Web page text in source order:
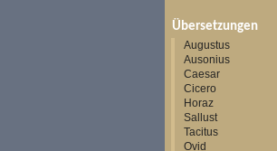
Übersetzungen
Augustus
Ausonius
Caesar
Cicero
Horaz
Sallust
Tacitus
Ovid